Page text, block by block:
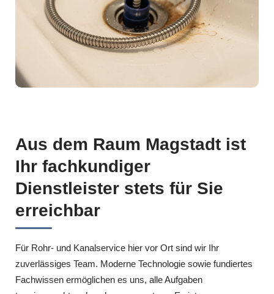
Aus dem Raum Magstadt ist
Ihr fachkundiger
Dienstleister stets für Sie
erreichbar
Für Rohr- und Kanalservice hier vor Ort sind wir Ihr
zuverlässiges Team. Moderne Technologie sowie fundiertes
Fachwissen ermöglichen es uns, alle Aufgaben